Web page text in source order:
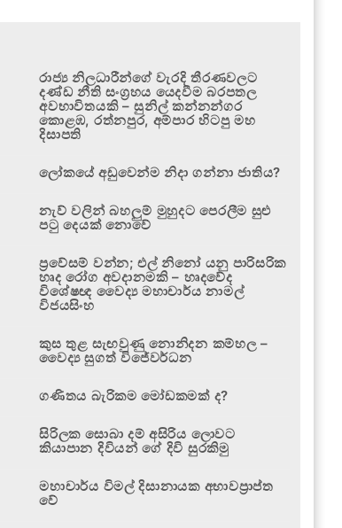
රාජ්‍ය නිලධාරීන්ගේ වැරදි තීරණවලට
දණ්ඩ නීති සංග්‍රහය යෙදවීම බරපතල
අවභාවිතයකි – සුනිල් කන්නන්ගර
කොළඹ, රත්නපුර, අම්පාර හිටපු මහ
දිසාපති
ලෝකයේ අඩුවෙන්ම නිදා ගන්නා ජාතිය?
නැව් වලින් බහලුම් මුහුදට පෙරලීම සුළු
පටු දෙයක් නොවේ
ප්‍රවේසම් වන්න; එල් නිනෝ යනු පාරිසරික
හෘද රෝග අවදානමකි – හෘදවේද
විශේෂඥ වෛද්‍ය මහාචාර්ය නාමල්
විජයසිංහ
කුස තුළ සැඟවුණු නොනිදන කම්හල –
වෛද්‍ය සුගත් විජේවර්ධන
ගණිතය බැරිකම මෝඩකමක් ද?
සිරිලක සොබා දම් අසිරිය ලොවට
කියාපාන දිවියන් ගේ දිවි සුරකිමු
මහාචාර්ය විමල් දිසානායක අභාවප්‍රාප්ත
වේ